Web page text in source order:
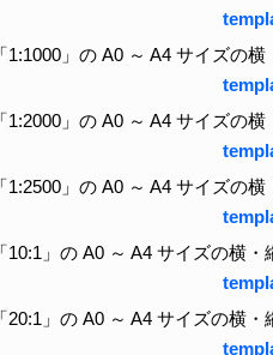
1:1000」の A0 ～ A4 サイズの
1:2000」の A0 ～ A4 サイズの
1:2500」の A0 ～ A4 サイズの
10:1」の A0 ～ A4 サイズの横
20:1」の A0 ～ A4 サイズの横